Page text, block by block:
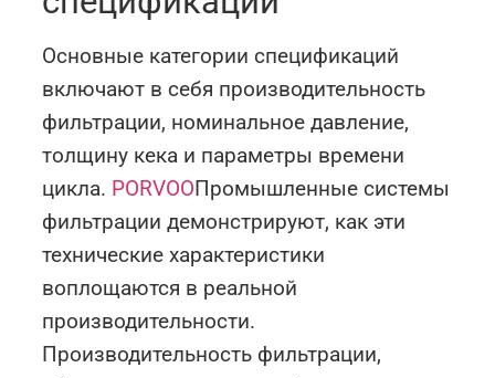
Основные категории спецификаций
включают в себя производительность
фильтрации, номинальное давление,
толщину кека и параметры времени
цикла. PORVOOПромышленные системы
фильтрации демонстрируют, как эти
технические характеристики
воплощаются в реальной
производительности.
Производительность фильтрации,